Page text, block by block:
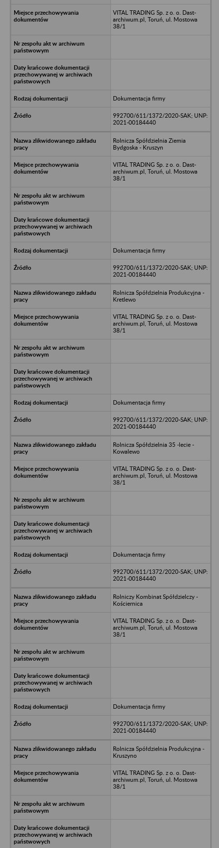
VITAL TRADING Sp. z o. o. Dast-
archiwum.pl, Toruń, ul. Mostowa
38/1
Dokumentacja firmy
992700/611/1372/2020-SAK; UNP:
2021-00184440
Rolnicza Spółdzielnia Ziemia
Bydgoska - Kruszyn
VITAL TRADING Sp. z o. o. Dast-
archiwum.pl, Toruń, ul. Mostowa
38/1
Dokumentacja firmy
992700/611/1372/2020-SAK; UNP:
2021-00184440
Rolnicza Spółdzielnia Produkcyjna -
Kretlewo
VITAL TRADING Sp. z o. o. Dast-
archiwum.pl, Toruń, ul. Mostowa
38/1
Dokumentacja firmy
992700/611/1372/2020-SAK; UNP:
2021-00184440
Rolnicza Spółdzielnia 35 -lecie -
Kowalewo
VITAL TRADING Sp. z o. o. Dast-
archiwum.pl, Toruń, ul. Mostowa
38/1
Dokumentacja firmy
992700/611/1372/2020-SAK; UNP:
2021-00184440
Rolniczy Kombinat Spółdzielczy -
Kościernica
VITAL TRADING Sp. z o. o. Dast-
archiwum.pl, Toruń, ul. Mostowa
38/1
Dokumentacja firmy
992700/611/1372/2020-SAK; UNP:
2021-00184440
Rolnicza Spółdzielnia Produkcyjna -
Kruszyno
VITAL TRADING Sp. z o. o. Dast-
archiwum.pl, Toruń, ul. Mostowa
38/1